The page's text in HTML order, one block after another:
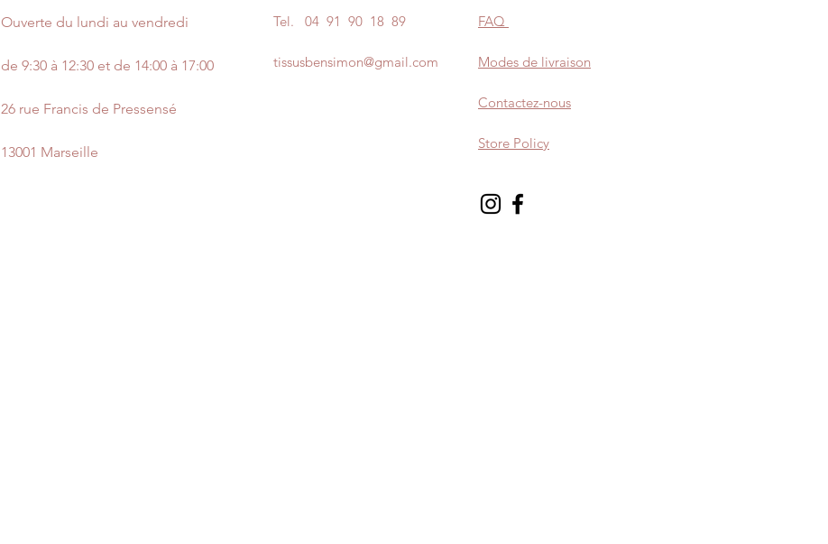
Ouverte du lundi au vendredi
de 9:30 à 12:30 et de 14:00 à 17:00
26 rue Francis de Pressensé
13001 Marseille
Tel. 04 91 90 18 89
tissusbensimon@gmail.com
FAQ
Modes de livraison
Contactez-nous
Store Policy